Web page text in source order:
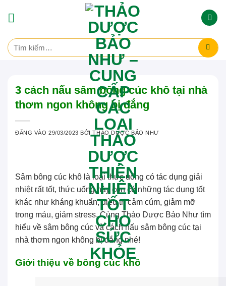
dung
Tìm
kiếm:
3 cách nấu sâm bông cúc khô tại nhà
thơm ngon không bị đắng
ĐĂNG VÀO29/03/2023 BỞITHẢO DƯỢC BẢO NHƯ
Sâm bông cúc khô là loại thức uống có tác dụng giải
nhiệt rất tốt, thức uống này còn có những tác dụng tốt
khác như kháng khuẩn, điều trị cảm cúm, giảm mỡ
trong máu, giảm stress. CùngThảo Dược Bảo Như tìm
hiểu về sâm bông cúc và cách nấu sâm bông cúc tại
nhà thơm ngon không bị đắng nhé!
Giới thiệu về bông cúc khô